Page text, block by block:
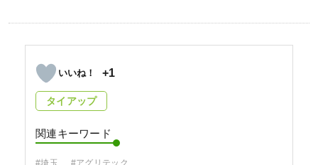
+1
タイアップ
関連キーワード